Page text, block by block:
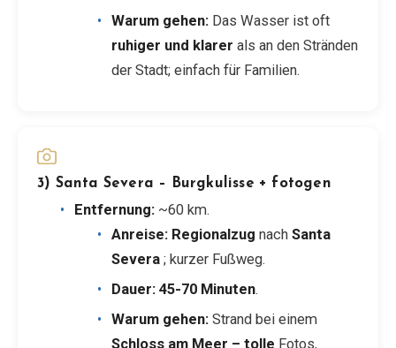
Warum gehen: Das Wasser ist oft
ruhiger und klarer als an den Stränden
der Stadt; einfach für Familien.
3) Santa Severa – Burgkulisse + fotogen
Entfernung: ~60 km.
Anreise: Regionalzug nach Santa
Severa ; kurzer Fußweg.
Dauer: 45-70 Minuten.
Warum gehen: Strand bei einem
Schloss am Meer – tolle Fotos,